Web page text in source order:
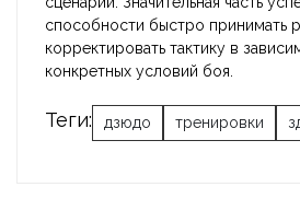
способности быстро принимать
корректировать тактику в
конкретных условий боя.
Теги: дзюдо тренировки